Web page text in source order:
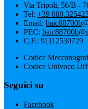
Via Tripoli, 56/B -
Tel: +39
Email:
PEC:
C.F.: 91112530729
Codice
Codice Univoco
Seguici su
Facebook